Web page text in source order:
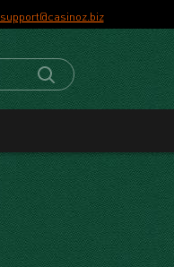
support@casinoz.biz